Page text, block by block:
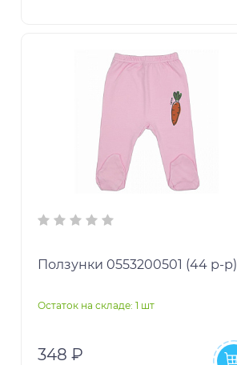
Ползунки 0553200501 (44 р-р)
Остаток на складе: 1 шт
348 ₽